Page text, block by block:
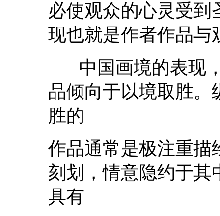
必使观众的心灵受到
现也就是作者作品与
中国画境的表现，
品倾向于以境取胜。
胜的
作品通常是极注重描
刻划，情意隐约于其
具有